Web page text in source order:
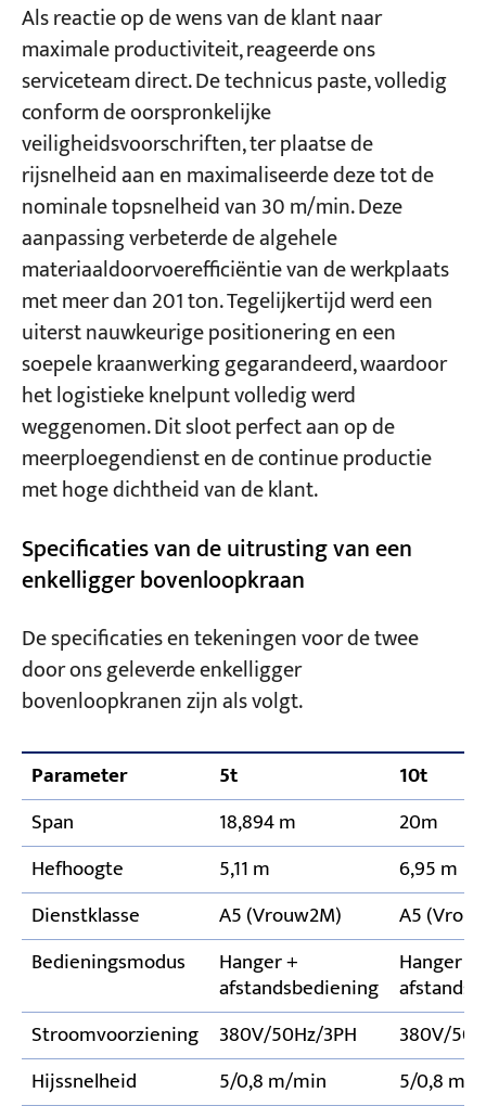
Als reactie op de wens van de klant naar
maximale productiviteit, reageerde ons
serviceteam direct. De technicus paste, volledig
conform de oorspronkelijke
veiligheidsvoorschriften, ter plaatse de
rijsnelheid aan en maximaliseerde deze tot de
nominale topsnelheid van 30 m/min. Deze
aanpassing verbeterde de algehele
materiaaldoorvoerefficiëntie van de werkplaats
met meer dan 201 ton. Tegelijkertijd werd een
uiterst nauwkeurige positionering en een
soepele kraanwerking gegarandeerd, waardoor
het logistieke knelpunt volledig werd
weggenomen. Dit sloot perfect aan op de
meerploegendienst en de continue productie
met hoge dichtheid van de klant.
Specificaties van de uitrusting van een
enkelligger bovenloopkraan
De specificaties en tekeningen voor de twee
door ons geleverde enkelligger
bovenloopkranen zijn als volgt.
Parameter 5t
10t
Span
18,894 m
20m
Hefhoogte
5,11 m
6,95 m
Dienstklasse
A5 (Vrouw2M)
A5
Bedieningsmodus
Hanger +
afstandsbediening
Hanger +
Stroomvoorziening
380V/50Hz/3PH
380V/
Hijssnelheid
5/0,8 m/min
5/0,8 m/